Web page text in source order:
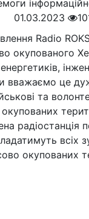
01.03.2023
Radio
окупованого
вважаємо це
та
окупованих